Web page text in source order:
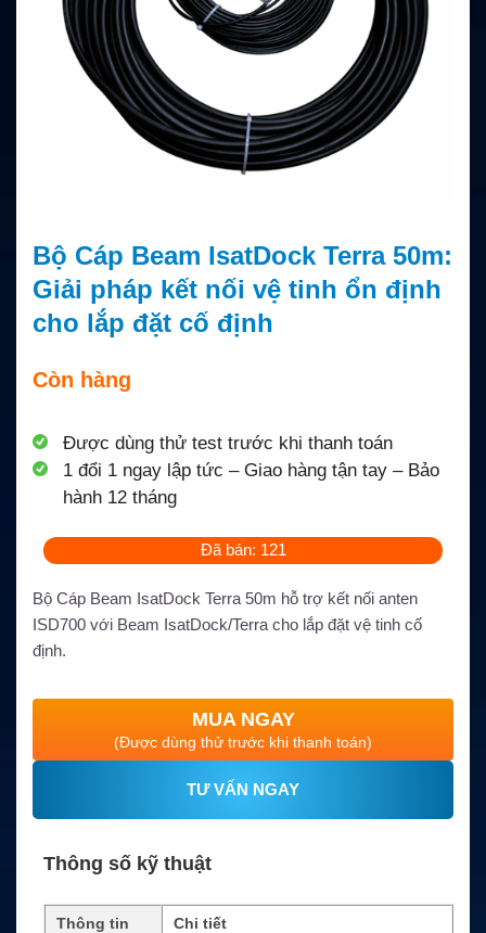
Bộ Cáp Beam IsatDock Terra 50m:
Giải pháp kết nối vệ tinh ổn định
cho lắp đặt cố định
Còn hàng
Được dùng thử test trước khi thanh toán
1 đổi 1 ngay lập tức – Giao hàng tận tay – Bảo
hành 12 tháng
Đã bán: 121
Bộ Cáp Beam IsatDock Terra 50m hỗ trợ kết nối anten
ISD700 với Beam IsatDock/Terra cho lắp đặt vệ tinh cố
định.
MUA NGAY
(Được dùng thử trước khi thanh toán)
TƯ VẤN NGAY
Thông số kỹ thuật
Thông tin Chi tiết